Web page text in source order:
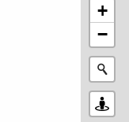
+
−